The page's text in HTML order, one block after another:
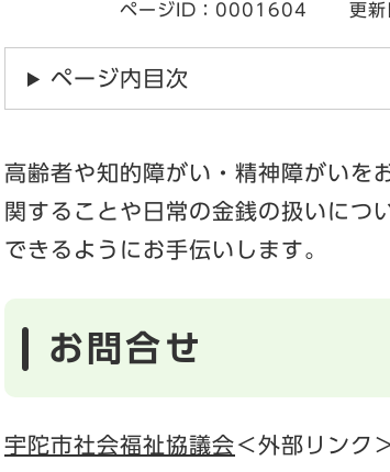
ページID：0001604 更
ページ内目次
高齢者や知的障がい・精神障がいを
関することや日常の金銭の扱いにつ
できるようにお手伝いします。
お問合せ
宇陀市社会福祉協議会＜外部リンク